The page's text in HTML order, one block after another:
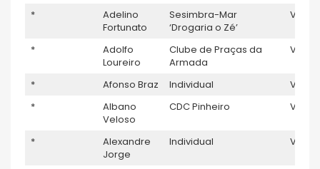
*
Adelino
Fortunato
Sesimbra-Mar
‘Drogaria o Zé’
V5
*
Adolfo
Loureiro
Clube de Praças da
Armada
V5
* Afonso Braz Individual V5
*
Albano
Veloso
CDC Pinheiro V5
*
Alexandre
Jorge
Individual V5